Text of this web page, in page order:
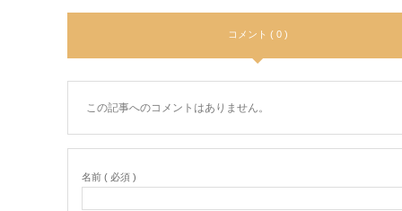
コメント ( 0 )
この記事へのコメントはありません。
名前 ( 必須 )